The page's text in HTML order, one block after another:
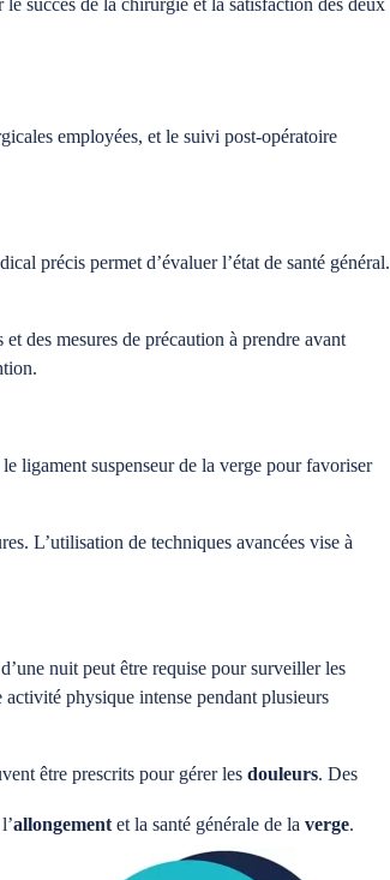
employées, et le suivi post-opératoire
précis permet d’évaluer l’état de santé général.
des mesures de précaution à prendre avant
ligament suspenseur de la verge pour favoriser
L’utilisation de techniques avancées vise à
nuit peut être requise pour surveiller les
physique intense pendant plusieurs
être prescrits pour gérer les douleurs. Des
allongement et la santé générale de la verge.